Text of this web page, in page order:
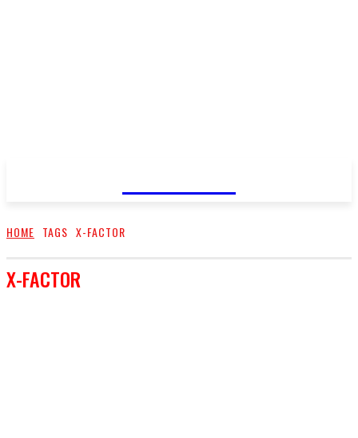
HOME TAGS X-FACTOR
X-FACTOR